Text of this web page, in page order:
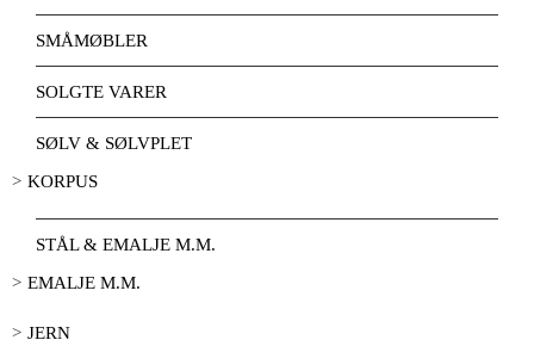
SMÅMØBLER
SOLGTE VARER
SØLV & SØLVPLET
KORPUS
STÅL & EMALJE M.M.
EMALJE M.M.
JERN